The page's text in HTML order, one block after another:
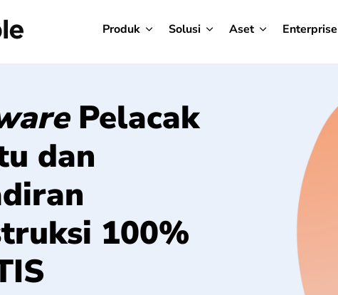
Produk Solusi Aset Enterprise
Pelacak
dan
100%